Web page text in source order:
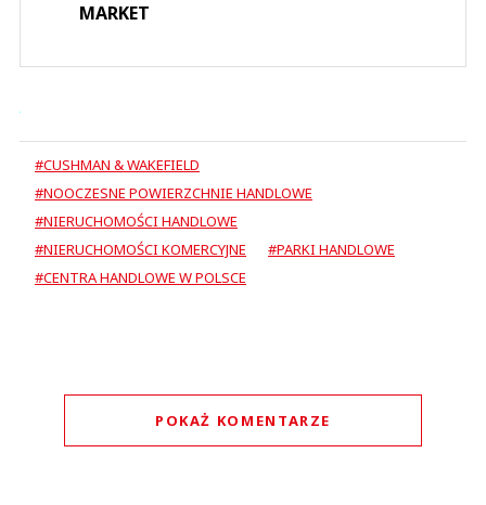
MARKET
#CUSHMAN & WAKEFIELD
#NOOCZESNE POWIERZCHNIE HANDLOWE
#NIERUCHOMOŚCI HANDLOWE
#NIERUCHOMOŚCI KOMERCYJNE
#PARKI HANDLOWE
#CENTRA HANDLOWE W POLSCE
POKAŻ KOMENTARZE